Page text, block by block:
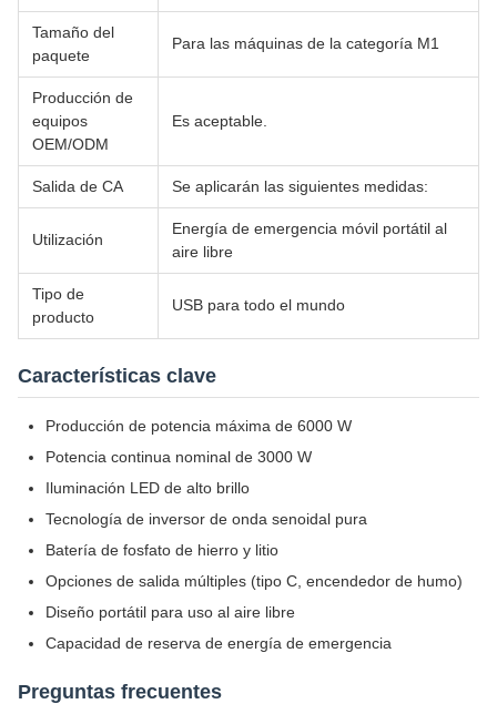
Tamaño del
paquete
Para las máquinas de la categoría M1
Producción de
equipos
OEM/ODM
Es aceptable.
Salida de CA Se aplicarán las siguientes medidas:
Utilización
Energía de emergencia móvil portátil al
aire libre
Tipo de
producto
USB para todo el mundo
Características clave
Producción de potencia máxima de 6000 W
Potencia continua nominal de 3000 W
Iluminación LED de alto brillo
Tecnología de inversor de onda senoidal pura
Batería de fosfato de hierro y litio
Opciones de salida múltiples (tipo C, encendedor de humo)
Diseño portátil para uso al aire libre
Capacidad de reserva de energía de emergencia
Preguntas frecuentes